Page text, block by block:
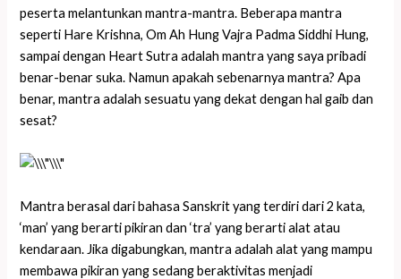
peserta melantunkan mantra-mantra. Beberapa mantra
seperti Hare Krishna, Om Ah Hung Vajra Padma Siddhi Hung,
sampai dengan Heart Sutra adalah mantra yang saya pribadi
benar-benar suka. Namun apakah sebenarnya mantra? Apa
benar, mantra adalah sesuatu yang dekat dengan hal gaib dan
sesat?
Mantra berasal dari bahasa Sanskrit yang terdiri dari 2 kata,
‘man’ yang berarti pikiran dan ‘tra’ yang berarti alat atau
kendaraan. Jika digabungkan, mantra adalah alat yang mampu
membawa pikiran yang sedang beraktivitas menjadi